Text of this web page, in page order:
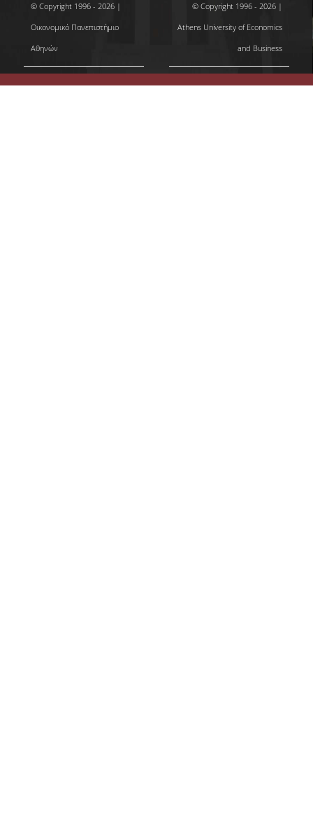
© Copyright 1996 - 2026 |
Οικονομικό Πανεπιστήμιο
Αθηνών
© Copyright 1996 - 2026 |
Athens University of Economics
and Business